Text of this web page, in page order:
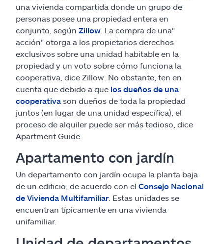
una vivienda compartida donde un grupo de
personas posee una propiedad entera en
conjunto, según Zillow . La compra de una"
acción" otorga a los propietarios derechos
exclusivos sobre una unidad habitable en la
propiedad y un voto sobre cómo funciona la
cooperativa, dice Zillow. No obstante, ten en
cuenta que debido a que los dueños de una
cooperativa son dueños de toda la propiedad
juntos (en lugar de una unidad específica), el
proceso de alquiler puede ser más tedioso, dice
Apartment Guide.
Apartamento con jardín
Un departamento con jardín ocupa la planta baja
de un edificio, de acuerdo con el Consejo Nacional
de Vivienda Multifamiliar. Estas unidades se
encuentran típicamente en una vivienda
unifamiliar.